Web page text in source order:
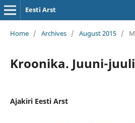
Eesti Arst
Home / Archives / August 2015 /
Kroonika. Juuni-juuli
Ajakiri Eesti Arst